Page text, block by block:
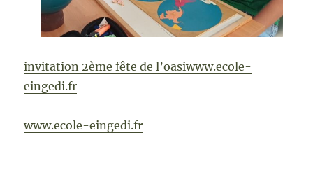
invitation 2ème fête de l’oasiwww.ecole-
eingedi.fr
www.ecole-eingedi.fr